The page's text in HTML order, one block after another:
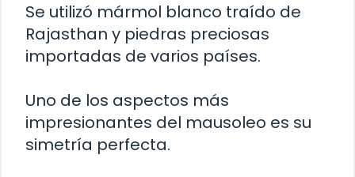
Se utilizó mármol blanco traído de
Rajasthan y piedras preciosas
importadas de varios países.
Uno de los aspectos más
impresionantes del mausoleo es su
simetría perfecta.